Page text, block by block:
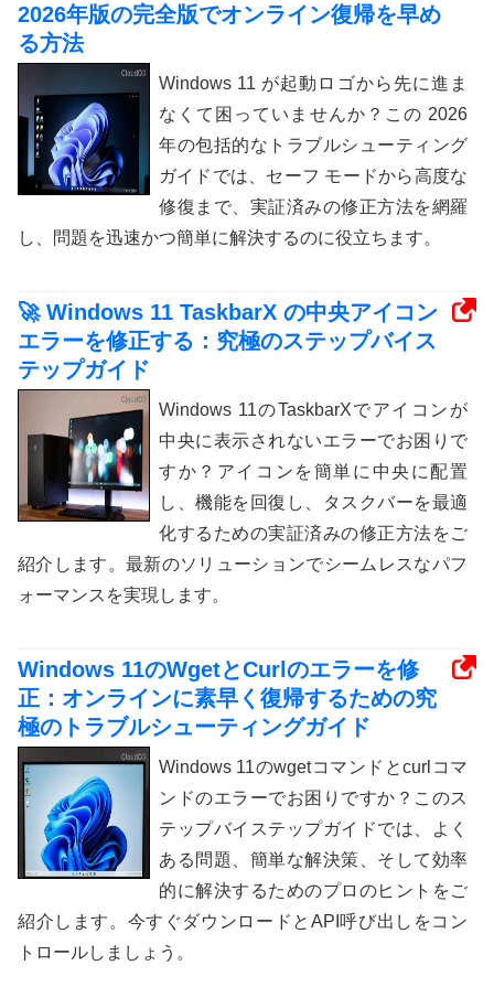
2026年版の完全版でオンライン復帰を早め
る方法
Windows 11 が起動ロゴから先に進ま
なくて困っていませんか？この 2026
年の包括的なトラブルシューティング
ガイドでは、セーフ モードから高度な
修復まで、実証済みの修正方法を網羅
し、問題を迅速かつ簡単に解決するのに役立ちます。
🚀 Windows 11 TaskbarX の中央アイコン
エラーを修正する：究極のステップバイス
テップガイド
Windows 11のTaskbarXでアイコンが
中央に表示されないエラーでお困りで
すか？アイコンを簡単に中央に配置
し、機能を回復し、タスクバーを最適
化するための実証済みの修正方法をご
紹介します。最新のソリューションでシームレスなパフ
ォーマンスを実現します。
Windows 11のWgetとCurlのエラーを修
正：オンラインに素早く復帰するための究
極のトラブルシューティングガイド
Windows 11のwgetコマンドとcurlコマ
ンドのエラーでお困りですか？このス
テップバイステップガイドでは、よく
ある問題、簡単な解決策、そして効率
的に解決するためのプロのヒントをご
紹介します。今すぐダウンロードとAPI呼び出しをコン
トロールしましょう。